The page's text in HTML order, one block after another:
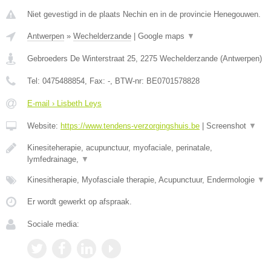
Niet gevestigd in de plaats Nechin en in de provincie Henegouwen.
Antwerpen » Wechelderzande | Google maps ▼
Gebroeders De Winterstraat 25 2275 Wechelderzande (Antwerpen)
Tel: 0475488854 , Fax: - , BTW-nr: BE0701578828
E-mail › Lisbeth Leys
Website: https://www.tendens-verzorgingshuis.be | Screenshot ▼
Kinesiteherapie, acupunctuur, myofaciale, perinatale,
lymfedrainage,
▼
Kinesitherapie, Myofasciale therapie, Acupunctuur, Endermologie ▼
Er wordt gewerkt op afspraak.
Sociale media: